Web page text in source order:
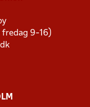
fredag 9-16)